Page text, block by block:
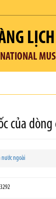
của
nước ngoài
3292